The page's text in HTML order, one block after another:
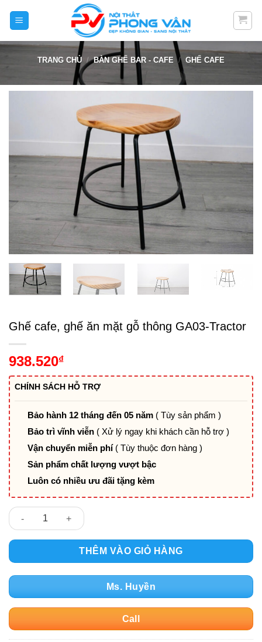
TRANG CHỦ / BÀN GHẾ BAR - CAFE / GHẾ CAFE
Ghế cafe, ghế ăn mặt gỗ thông GA03-Tractor
938.520₫
CHÍNH SÁCH HỖ TRỢ
Bảo hành 12 tháng đến 05 năm ( Tùy sản phẩm )
Bảo trì vĩnh viễn ( Xử lý ngay khi khách cần hỗ trợ )
Vận chuyển miễn phí ( Tùy thuộc đơn hàng )
Sản phẩm chất lượng vượt bậc
Luôn có nhiều ưu đãi tặng kèm
Ghế cafe, ghế ăn mặt gỗ thông GA03-Tractor số lượng
THÊM VÀO GIỎ HÀNG
Ms. Huyền
Call